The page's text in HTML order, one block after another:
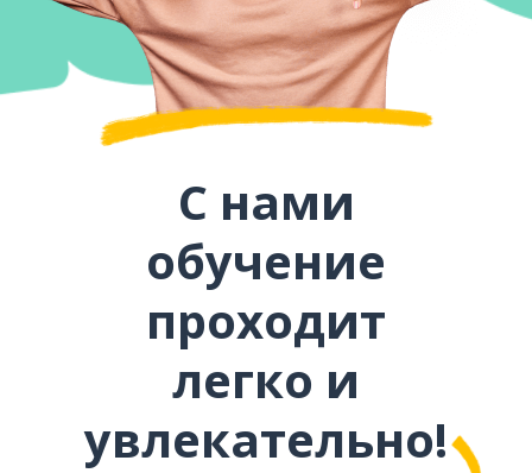
С нами
обучение
проходит
легко и
увлекательно!